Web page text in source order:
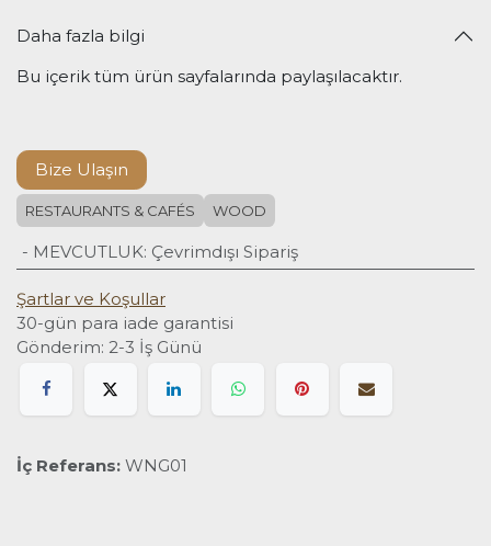
Daha fazla bilgi
Bu içerik tüm ürün sayfalarında paylaşılacaktır.
Bize Ulaşın
RESTAURANTS & CAFÉS WOOD
- MEVCUTLUK: Çevrimdışı Sipariş
Şartlar ve Koşullar
30-gün para iade garantisi
Gönderim: 2-3 İş Günü
İç Referans: WNG01